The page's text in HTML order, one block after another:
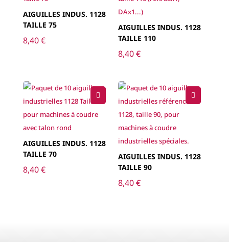
AIGUILLES INDUS. 1128
TAILLE 75
8,40€
AIGUILLES INDUS. 1128
TAILLE 110
8,40€
AIGUILLES INDUS. 1128
TAILLE 70
8,40€
AIGUILLES INDUS. 1128
TAILLE 90
8,40€